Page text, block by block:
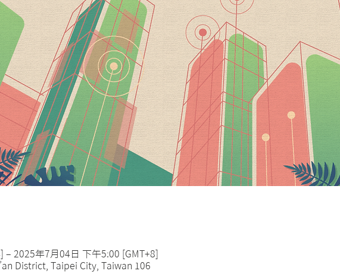
2025年7月04日 下午5:00 [GMT+8]
District, Taipei City, Taiwan 106